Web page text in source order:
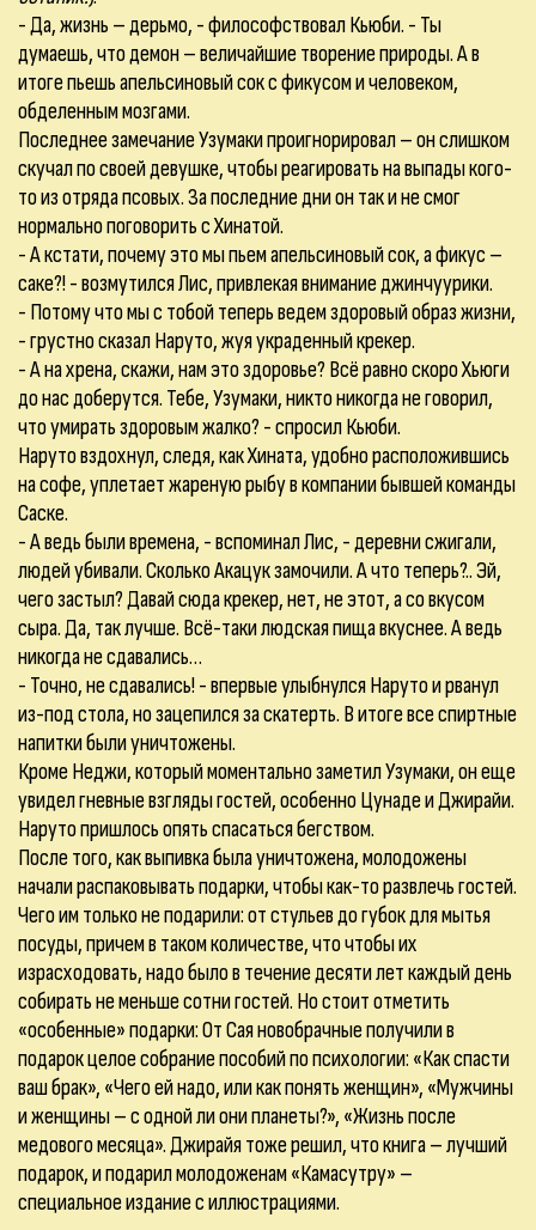
- Да, жизнь – дерьмо, - философствовал Кьюби. - Ты
думаешь, что демон – величайшие творение природы. А в
итоге пьешь апельсиновый сок с фикусом и человеком,
обделенным мозгами.
Последнее замечание Узумаки проигнорировал – он слишком
скучал по своей девушке, чтобы реагировать на выпады кого-
то из отряда псовых. За последние дни он так и не смог
нормально поговорить с Хинатой.
- А кстати, почему это мы пьем апельсиновый сок, а фикус –
саке?! - возмутился Лис, привлекая внимание джинчуурики.
- Потому что мы с тобой теперь ведем здоровый образ жизни,
- грустно сказал Наруто, жуя украденный крекер.
- А на хрена, скажи, нам это здоровье? Всё равно скоро Хьюги
до нас доберутся. Тебе, Узумаки, никто никогда не говорил,
что умирать здоровым жалко? - спросил Кьюби.
Наруто вздохнул, следя, как Хината, удобно расположившись
на софе, уплетает жареную рыбу в компании бывшей команды
Саске.
- А ведь были времена, - вспоминал Лис, - деревни сжигали,
людей убивали. Сколько Акацук замочили. А что теперь?.. Эй,
чего застыл? Давай сюда крекер, нет, не этот, а со вкусом
сыра. Да, так лучше. Всё-таки людская пища вкуснее. А ведь
никогда не сдавались…
- Точно, не сдавались! - впервые улыбнулся Наруто и рванул
из-под стола, но зацепился за скатерть. В итоге все спиртные
напитки были уничтожены.
Кроме Неджи, который моментально заметил Узумаки, он еще
увидел гневные взгляды гостей, особенно Цунаде и Джирайи.
Наруто пришлось опять спасаться бегством.
После того, как выпивка была уничтожена, молодожены
начали распаковывать подарки, чтобы как-то развлечь гостей.
Чего им только не подарили: от стульев до губок для мытья
посуды, причем в таком количестве, что чтобы их
израсходовать, надо было в течение десяти лет каждый день
собирать не меньше сотни гостей. Но стоит отметить
«особенные» подарки: От Сая новобрачные получили в
подарок целое собрание пособий по психологии: «Как спасти
ваш брак», «Чего ей надо, или как понять женщин», «Мужчины
и женщины – с одной ли они планеты?», «Жизнь после
медового месяца». Джирайя тоже решил, что книга – лучший
подарок, и подарил молодоженам «Камасутру» –
специальное издание с иллюстрациями.